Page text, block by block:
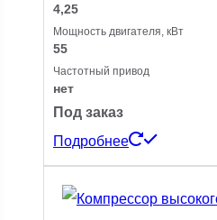
4,25
Мощность двигателя, кВт
55
Частотный привод
нет
Под заказ
Подробнее